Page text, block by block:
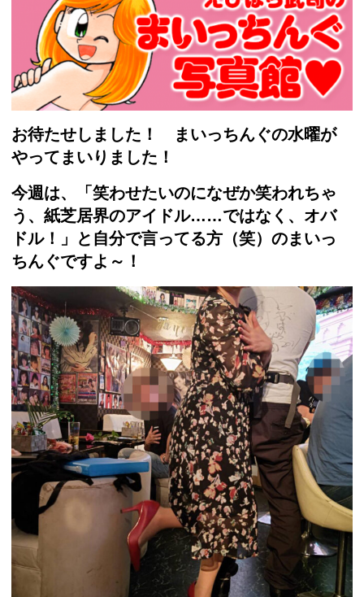
お待たせしました！ まいっちんぐの水曜が
やってまいりました！
今週は、「笑わせたいのになぜか笑われちゃ
う、紙芝居界のアイドル……ではなく、オバ
ドル！」と自分で言ってる方（笑）のまいっ
ちんぐですよ～！